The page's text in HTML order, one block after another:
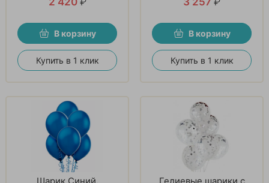
В корзину
Купить в 1 клик
В корзину
Купить в 1 клик